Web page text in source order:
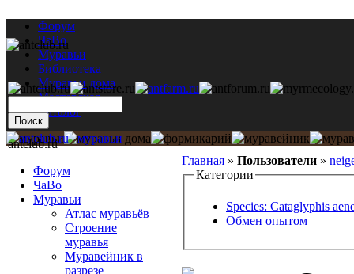
Форум
ЧаВо
Муравьи
Библиотека
Муравьи дома
Мастерская
Каталог
Главная » Пользователи »
Категории
Species: Cataglyphis
Обмен опытом
antclub.ru
Форум
ЧаВо
Муравьи
Атлас муравьёв
Строение
муравья
Муравейник в
разрезе